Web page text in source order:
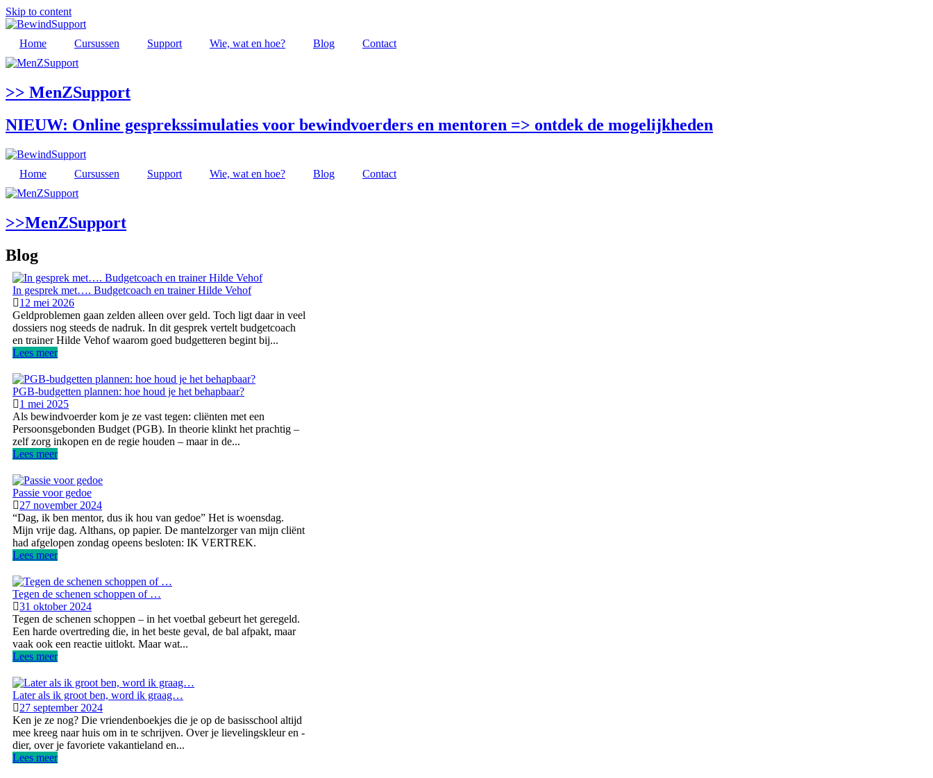
Skip to content
Home Cursussen Support Wie, wat en hoe? Blog Contact
>> MenZSupport
NIEUW: Online gesprekssimulaties voor bewindvoerders en mentoren => ontdek de mogelijkheden
Home Cursussen Support Wie, wat en hoe? Blog Contact
>>MenZSupport
Blog
In gesprek met…. Budgetcoach en trainer Hilde Vehof
12 mei 2026
Geldproblemen gaan zelden alleen over geld. Toch ligt daar in veel
dossiers nog steeds de nadruk. In dit gesprek vertelt budgetcoach
en trainer Hilde Vehof waarom goed budgetteren begint bij...
Lees meer
PGB-budgetten plannen: hoe houd je het behapbaar?
1 mei 2025
Als bewindvoerder kom je ze vast tegen: cliënten met een
Persoonsgebonden Budget (PGB). In theorie klinkt het prachtig –
zelf zorg inkopen en de regie houden – maar in de...
Lees meer
Passie voor gedoe
27 november 2024
“Dag, ik ben mentor, dus ik hou van gedoe” Het is woensdag.
Mijn vrije dag. Althans, op papier. De mantelzorger van mijn cliënt
had afgelopen zondag opeens besloten: IK VERTREK.
Lees meer
Tegen de schenen schoppen of …
31 oktober 2024
Tegen de schenen schoppen – in het voetbal gebeurt het geregeld.
Een harde overtreding die, in het beste geval, de bal afpakt, maar
vaak ook een reactie uitlokt. Maar wat...
Lees meer
Later als ik groot ben, word ik graag…
27 september 2024
Ken je ze nog? Die vriendenboekjes die je op de basisschool altijd
mee kreeg naar huis om in te schrijven. Over je lievelingskleur en -
dier, over je favoriete vakantieland en...
Lees meer